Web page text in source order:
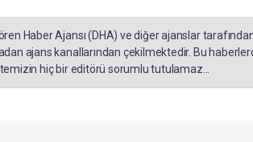
Haber Ajansı (DHA) ve diğer ajanslar
ajans kanallarından çekilmektedir. Bu
hiç bir editörü sorumlu tutulamaz...